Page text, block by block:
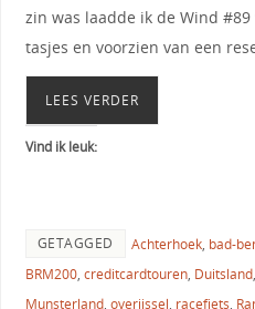
zin was laadde ik de Wind
tasjes en voorzien van een
LEES VERDER
Vind ik leuk:
GETAGGED Achterhoek, bad-
BRM200, creditcardtouren, Duitsland,
Munsterland, overijssel, racefiets,